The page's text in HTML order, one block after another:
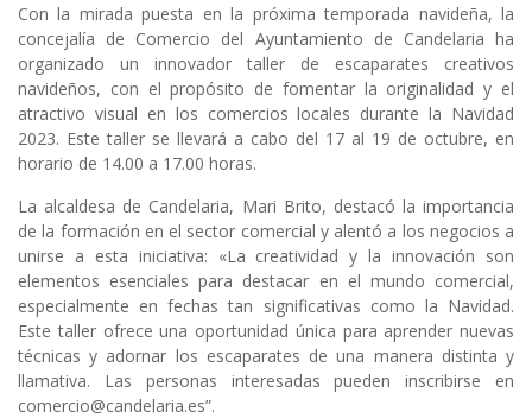
Con la mirada puesta en la próxima temporada navideña, la
concejalía de Comercio del Ayuntamiento de Candelaria ha
organizado un innovador taller de escaparates creativos
navideños, con el propósito de fomentar la originalidad y el
atractivo visual en los comercios locales durante la Navidad
2023. Este taller se llevará a cabo del 17 al 19 de octubre, en
horario de 14.00 a 17.00 horas.
La alcaldesa de Candelaria, Mari Brito, destacó la importancia
de la formación en el sector comercial y alentó a los negocios a
unirse a esta iniciativa: «La creatividad y la innovación son
elementos esenciales para destacar en el mundo comercial,
especialmente en fechas tan significativas como la Navidad.
Este taller ofrece una oportunidad única para aprender nuevas
técnicas y adornar los escaparates de una manera distinta y
llamativa. Las personas interesadas pueden inscribirse en
comercio@candelaria.es”.